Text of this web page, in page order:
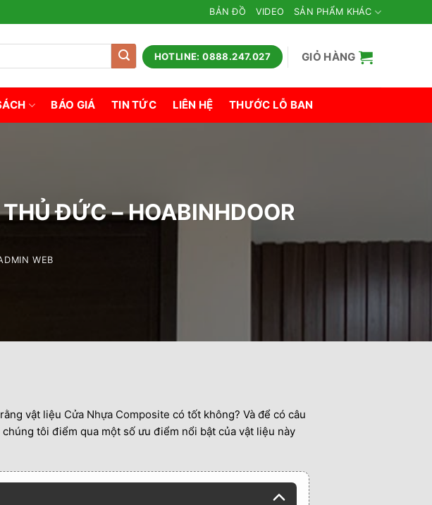
BẢN ĐỒ VIDEO SẢN PHẨM KHÁC
HOTLINE: 0888.247.027 GIỎ HÀNG
BÁO GIÁ TIN TỨC LIÊN HỆ THƯỚC LỖ BAN
ĐỨC – HOABINHDOOR
WEB
vật liệu Cửa Nhựa Composite có tốt không? Và để có câu
tôi điểm qua một số ưu điểm nổi bật của vật liệu này